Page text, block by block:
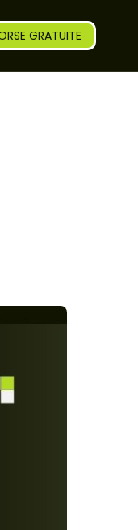
GRATUITE